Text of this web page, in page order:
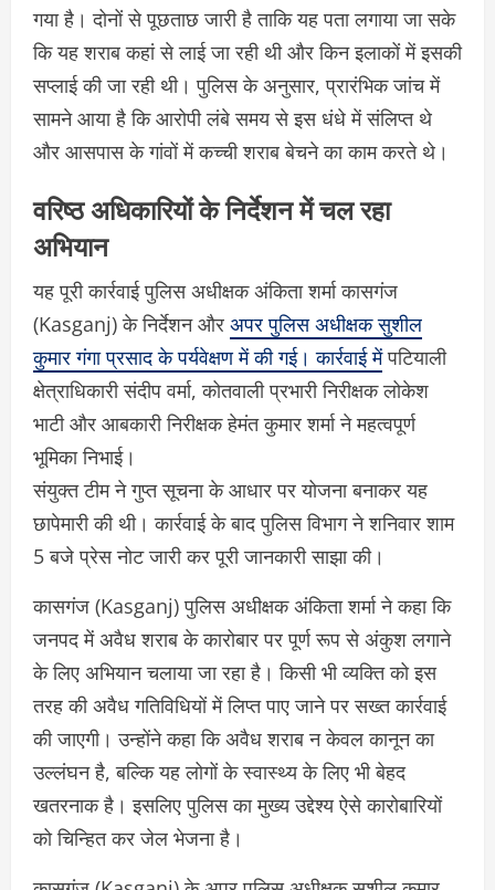
गया है। दोनों से पूछताछ जारी है ताकि यह पता लगाया जा सके
कि यह शराब कहां से लाई जा रही थी और किन इलाकों में इसकी
सप्लाई की जा रही थी। पुलिस के अनुसार, प्रारंभिक जांच में
सामने आया है कि आरोपी लंबे समय से इस धंधे में संलिप्त थे
और आसपास के गांवों में कच्ची शराब बेचने का काम करते थे।
वरिष्ठ अधिकारियों के निर्देशन में चल रहा
अभियान
यह पूरी कार्रवाई पुलिस अधीक्षक अंकिता शर्मा कासगंज
(Kasganj) के निर्देशन और अपर पुलिस अधीक्षक सुशील
कुमार गंगा प्रसाद के पर्यवेक्षण में की गई। कार्रवाई मेंपटियाली
क्षेत्राधिकारी संदीप वर्मा, कोतवाली प्रभारी निरीक्षक लोकेश
भाटी और आबकारी निरीक्षक हेमंत कुमार शर्मा ने महत्वपूर्ण
भूमिका निभाई।
संयुक्त टीम ने गुप्त सूचना के आधार पर योजना बनाकर यह
छापेमारी की थी। कार्रवाई के बाद पुलिस विभाग ने शनिवार शाम
5 बजे प्रेस नोट जारी कर पूरी जानकारी साझा की।
कासगंज (Kasganj) पुलिस अधीक्षक अंकिता शर्मा ने कहा कि
जनपद में अवैध शराब के कारोबार पर पूर्ण रूप से अंकुश लगाने
के लिए अभियान चलाया जा रहा है। किसी भी व्यक्ति को इस
तरह की अवैध गतिविधियों में लिप्त पाए जाने पर सख्त कार्रवाई
की जाएगी। उन्होंने कहा कि अवैध शराब न केवल कानून का
उल्लंघन है, बल्कि यह लोगों के स्वास्थ्य के लिए भी बेहद
खतरनाक है। इसलिए पुलिस का मुख्य उद्देश्य ऐसे कारोबारियों
को चिन्हित कर जेल भेजना है।